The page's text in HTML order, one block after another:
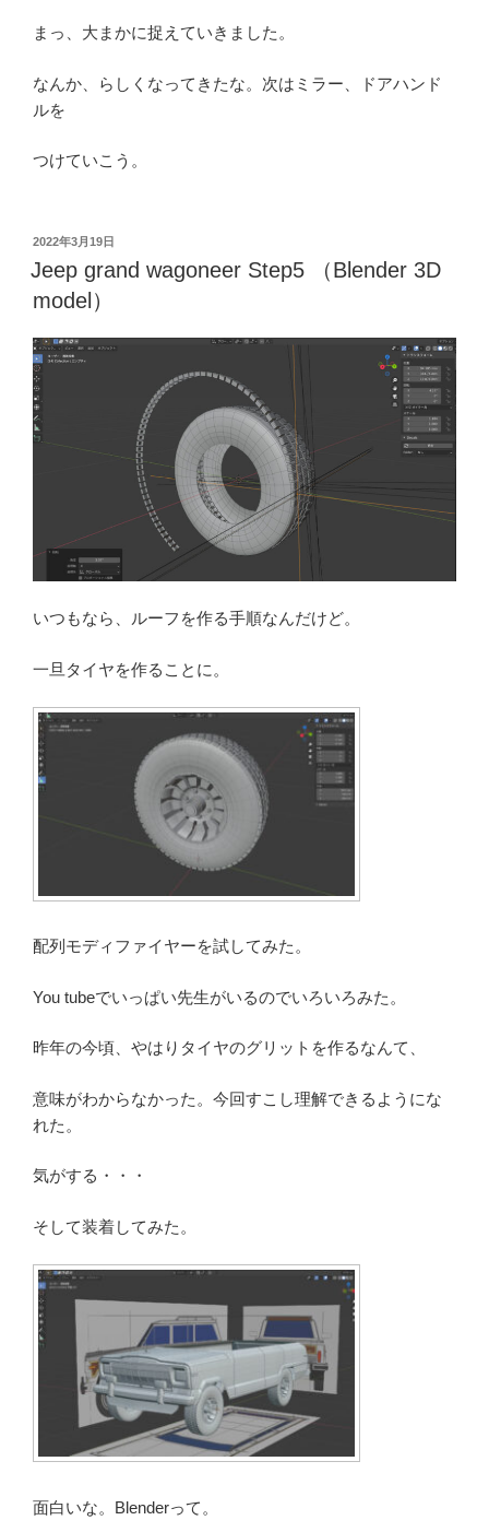
まっ、大まかに捉えていきました。
なんか、らしくなってきたな。次はミラー、ドアハンド
ルを
つけていこう。
投
稿
日:
2022年3月19日
Jeep grand wagoneer Step5 （Blender 3D
model）
いつもなら、ルーフを作る手順なんだけど。
一旦タイヤを作ることに。
配列モディファイヤーを試してみた。
You tubeでいっぱい先生がいるのでいろいろみた。
昨年の今頃、やはりタイヤのグリットを作るなんて、
意味がわからなかった。今回すこし理解できるようにな
れた。
気がする・・・
そして装着してみた。
面白いな。Blenderって。